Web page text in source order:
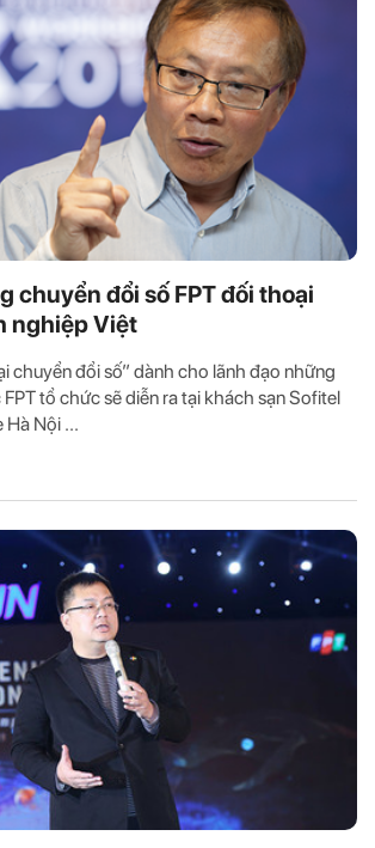
chuyển đổi số FPT đối thoại
nghiệp Việt
chuyển đổi số” dành cho lãnh đạo những
tổ chức sẽ diễn ra tại khách sạn Sofitel
Nội ...